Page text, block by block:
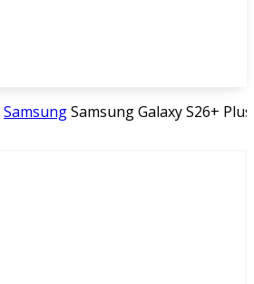
SamsungSamsung Galaxy S26+ Plus